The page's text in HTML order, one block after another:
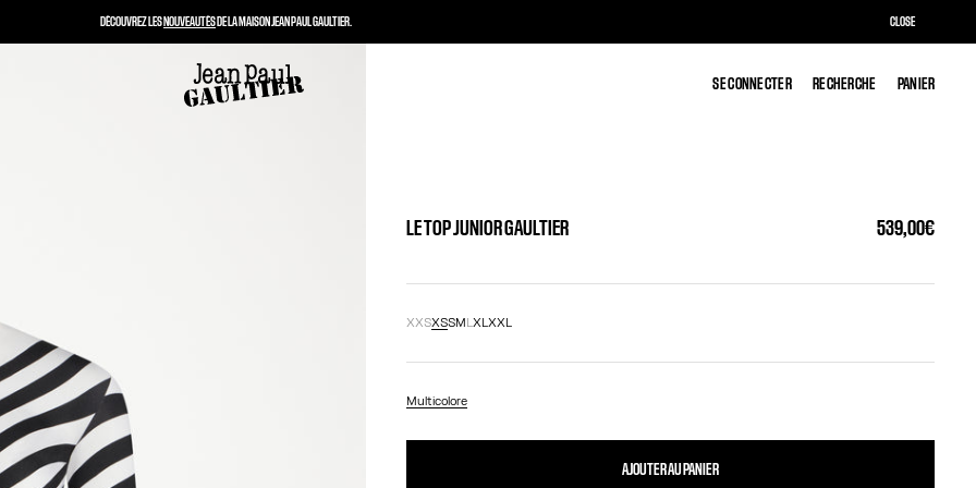
SE CONNECTER RECHERCHE PANIER
SE CONNECTER RECHERCHE PANIER
LE TOP JUNIOR GAULTIER 539,00€
XXSXSSMLXLXXL
Multicolore
AJOUTER AU PANIER
DÉCOUVREZ LESNOUVEAUTÉSDE LA MAISON JEAN PAUL GAULTIER. CLOSE